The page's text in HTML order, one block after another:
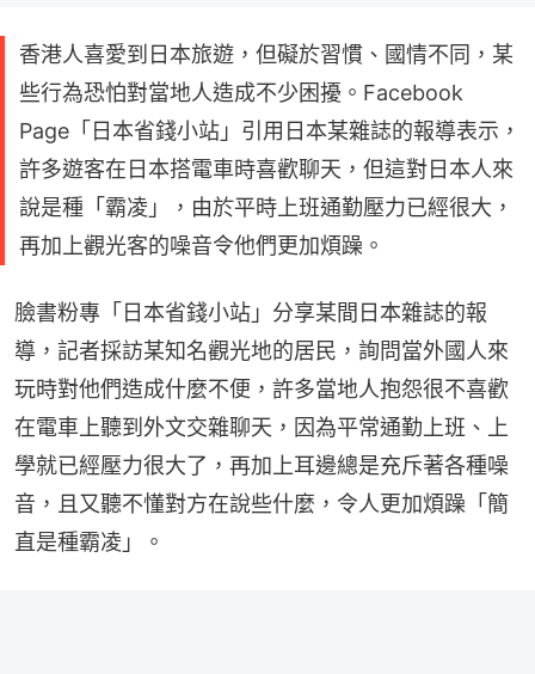
香港人喜愛到日本旅遊，但礙於習慣、國情不同，某
些行為恐怕對當地人造成不少困擾。Facebook
Page「日本省錢小站」引用日本某雜誌的報導表示，
許多遊客在日本搭電車時喜歡聊天，但這對日本人來
說是種「霸凌」，由於平時上班通勤壓力已經很大，
再加上觀光客的噪音令他們更加煩躁。
臉書粉專「日本省錢小站」分享某間日本雜誌的報
導，記者採訪某知名觀光地的居民，詢問當外國人來
玩時對他們造成什麼不便，許多當地人抱怨很不喜歡
在電車上聽到外文交雜聊天，因為平常通勤上班、上
學就已經壓力很大了，再加上耳邊總是充斥著各種噪
音，且又聽不懂對方在說些什麼，令人更加煩躁「簡
直是種霸凌」。